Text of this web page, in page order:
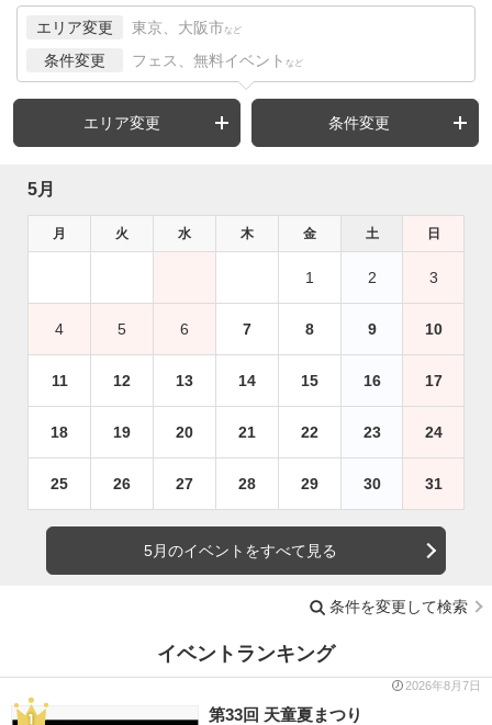
エリア変更 東京、大阪市 など
条件変更 フェス、無料イベント など
エリア変更 条件変更
5月
月 火 水 木 金 土 日
1 2 3
4 5 6 7 8 9 10
11 12 13 14 15 16 17
18 19 20 21 22 23 24
25 26 27 28 29 30 31
5月のイベントをすべて見る
条件を変更して検索
イベントランキング
2026年8月7日
第33回 天童夏まつり